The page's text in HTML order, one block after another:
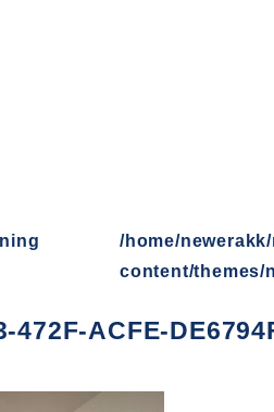
/home/
content/themes/
472F-ACFE-